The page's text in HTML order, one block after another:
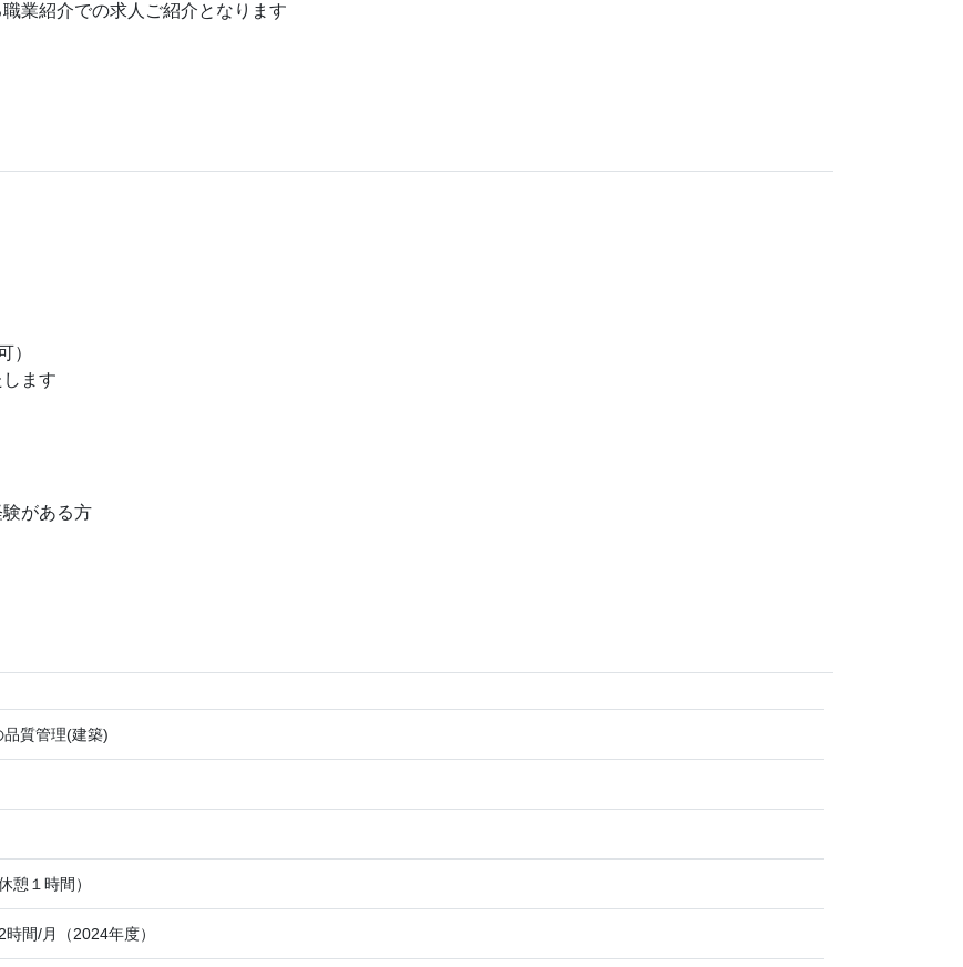
業紹介での求人ご紹介となります
）
ます
がある方
質管理(建築)
１時間）
間/月（2024年度）